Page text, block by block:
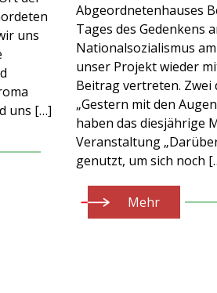
uns
uns […]
Abgeordnetenhauses
Tages des Gedenkens
Nationalsozialismus
unser Projekt wieder
Beitrag vertreten. Zwei
„Gestern mit den
haben das diesjährige
Veranstaltung
genutzt, um sich noch
Mehr